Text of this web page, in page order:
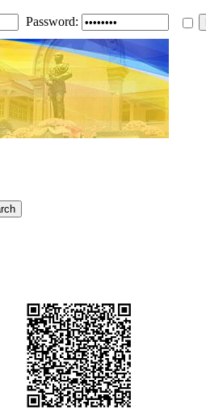
Password: